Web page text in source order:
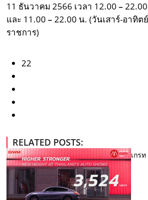
11 ธันวาคม 2566 เวลา 12.00–22.00
และ 11.00 –22.00 น. (วันเสาร์-อาทิต
ราชการ)
22
RELATED POSTS:
เกร